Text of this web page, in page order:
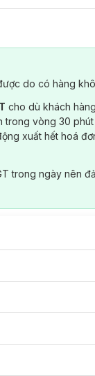
do có hàng
cho dù khách
vòng 30
xuất hết hoá
trong ngày nên